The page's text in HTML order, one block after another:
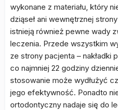
wykonane z materiału, który
dziąseł ani wewnętrznej
istnieją również pewne wady
leczenia. Przede wszystkim
ze strony pacjenta – nakładki
co najmniej 22 godziny
stosowanie może wydłużyć
jego efektywność. Ponadto
ortodontyczny nadaje się do